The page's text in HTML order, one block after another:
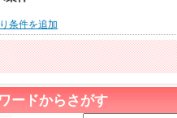
条件を追加
ードからさがす